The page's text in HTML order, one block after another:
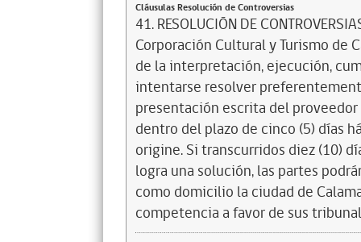
Cláusulas Resolución de Controversias
41. RESOLUCIÓN DE
Corporación Cultural y Turismo de
de la interpretación, ejecución,
intentarse resolver
presentación escrita del
dentro del plazo de cinco (5) días
origine. Si transcurridos diez (10)
logra una solución, las partes
como domicilio la ciudad de
competencia a favor de sus